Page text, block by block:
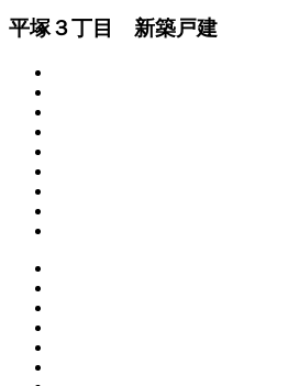
平塚３丁目 新築戸建